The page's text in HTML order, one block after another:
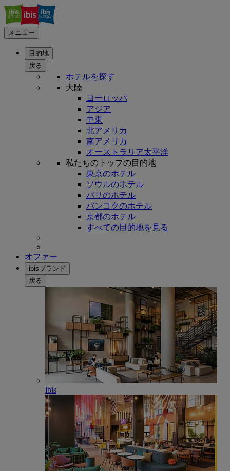
メニュー
目的地
戻る
ホテルを探す
大陸
ヨーロッパ
アジア
中東
北アメリカ
南アメリカ
オーストラリア太平洋
私たちのトップの目的地
東京のホテル
ソウルのホテル
パリのホテル
バンコクのホテル
京都のホテル
すべての目的地を見る
オファー
ibisブランド
戻る
ibis